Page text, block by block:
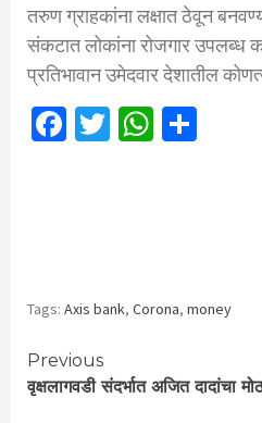
तरुण ग्राहकांना लक्षात ठेवून
संकटात लोकांना रोजगार उपलब्ध
प्रतिभावान उमेदवार देशातील
Facebook
Twitter
Tags: Axis bank, Corona, money
Continue
Reading
Previous
वृक्षलागवडी संदर्भात अजित दादांचा